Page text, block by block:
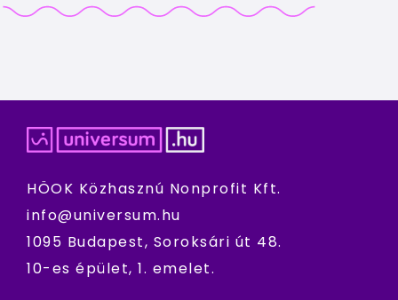
HÖOK Közhasznú Nonprofit Kft.
info@universum.hu
1095 Budapest, Soroksári út 48.
10-es épület, 1. emelet.